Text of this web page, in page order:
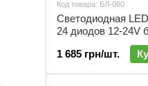
Код товара: БЛ-060
Светодиодная
24 диодов 12-24V
1 685 грн/шт.